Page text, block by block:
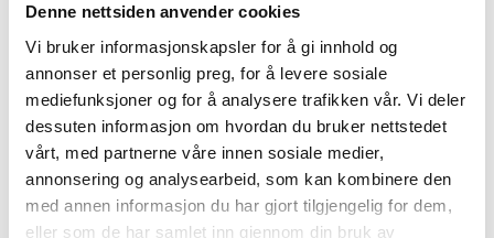
Denne nettsiden anvender cookies
Vi bruker informasjonskapsler for å gi innhold og
annonser et personlig preg, for å levere sosiale
mediefunksjoner og for å analysere trafikken vår. Vi deler
dessuten informasjon om hvordan du bruker nettstedet
vårt, med partnerne våre innen sosiale medier,
annonsering og analysearbeid, som kan kombinere den
med annen informasjon du har gjort tilgjengelig for dem,
eller som de har samlet inn gjennom din bruk av
lagrer atferd på nettstedet, derfor kan informasjon om
deg som bruker aldri kobles sammen med din identitet.
Din IP-adresse lagres av sikkerhetsmessige årsaker bare i
de tilfeller du selv aktivt registrerer deg på nettstedet.
Formål
Utvikle og forbedre nettstedet gjennom å forstå
hvordan det anvendes.